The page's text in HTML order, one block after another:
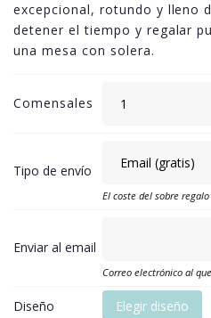
excepcional, rotundo y lleno
detener el tiempo y regalar
una mesa con solera.
Comensales
Tipo de envío
El coste del sobre
Enviar al email
Correo electrónico al
Diseño Elegir diseño